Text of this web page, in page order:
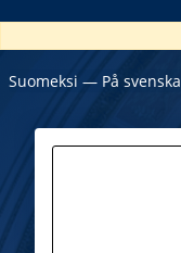
Suomeksi ― På svenska